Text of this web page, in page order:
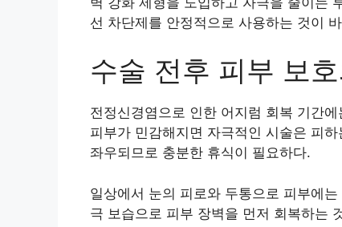
선 차단제를 안정적으로 사용하는 것이
수술 전후 피부 보
전정신경염으로 인한 어지럼 회복 기간
피부가 민감해지면 자극적인 시술은 피
좌우되므로 충분한 휴식이 필요하다.
일상에서 눈의 피로와 두통으로 피부에
극 보습으로 피부 장벽을 먼저 회복하는